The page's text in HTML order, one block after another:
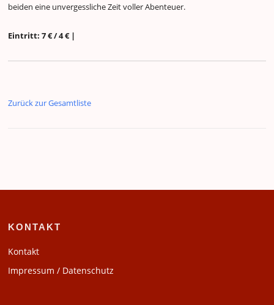
beiden eine unvergessliche Zeit voller Abenteuer.
Eintritt: 7 € / 4 € |
Zurück zur Gesamtliste
KONTAKT
Kontakt
Impressum / Datenschutz